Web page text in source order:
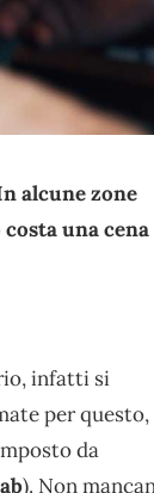
alcune zone
una cena
infatti si
per questo,
da
). Non